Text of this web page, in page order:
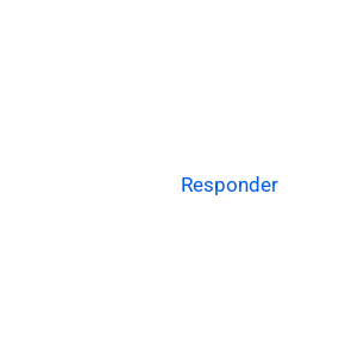
Responder